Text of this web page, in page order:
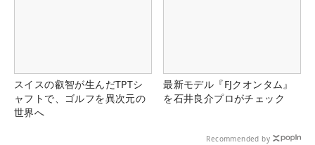
スイスの叡智が生んだTPTシ
ャフトで、ゴルフを異次元の
世界へ
最新モデル『FJクオンタム』
を石井良介プロがチェック
Recommended by